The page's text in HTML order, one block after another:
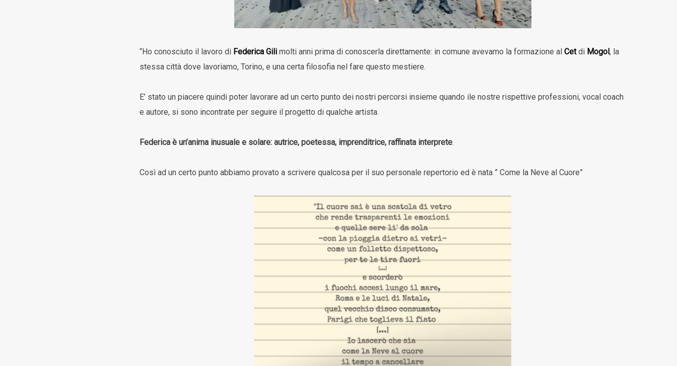
“Ho conosciuto il lavoro di Federica Gili molti anni prima di conoscerla direttamente: in comune avevamo la formazione al Cetdi Mogol, la
stessa città dove lavoriamo, Torino, e una certa filosofia nel fare questo mestiere.
E’ stato un piacere quindi poter lavorare ad un certo punto dei nostri percorsi insieme quando ile nostre rispettive professioni, vocal coach
e autore, si sono incontrate per seguire il progetto di qualche artista.
Federica è un’anima inusuale e solare: autrice, poetessa, imprenditrice, raffinata interprete.
Così ad un certo punto abbiamo provato a scrivere qualcosa per il suo personale repertorio ed è nata ” Come la Neve al Cuore”